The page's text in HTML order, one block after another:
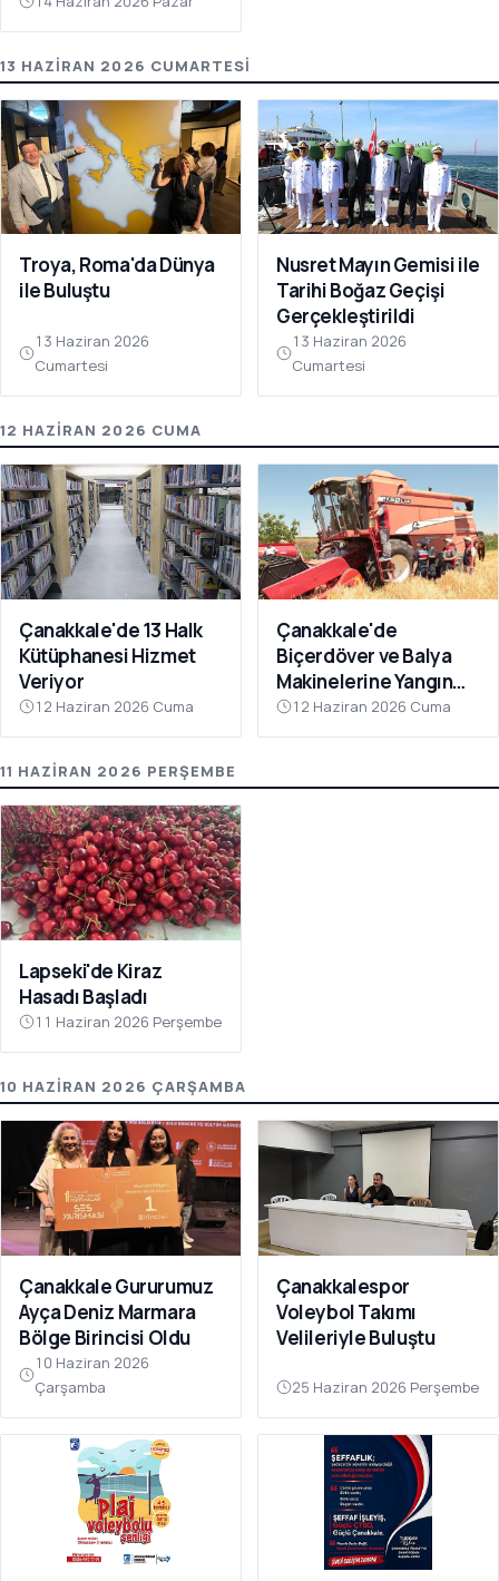
13 HAZIRAN 2026 CUMARTESI
Troya, Roma'da Dünya
ile Buluştu
13 Haziran 2026
Cumartesi
Nusret Mayın Gemisi ile
Tarihi Boğaz Geçişi
Gerçekleştirildi
13 Haziran 2026
Cumartesi
12 HAZIRAN 2026 CUMA
Çanakkale'de 13 Halk
Kütüphanesi Hizmet
Veriyor
12 Haziran 2026 Cuma
Çanakkale'de
Biçerdöver ve Balya
Makinelerine Yangın
Denetimi
12 Haziran 2026 Cuma
11 HAZIRAN 2026 PERŞEMBE
Lapseki'de Kiraz
Hasadı Başladı
11 Haziran 2026 Perşembe
10 HAZIRAN 2026 ÇARŞAMBA
Çanakkale Gururumuz
Ayça Deniz Marmara
Bölge Birincisi Oldu
10 Haziran 2026
Çarşamba
Çanakkalespor
Voleybol Takımı
Velileriyle Buluştu
25 Haziran 2026 Perşembe